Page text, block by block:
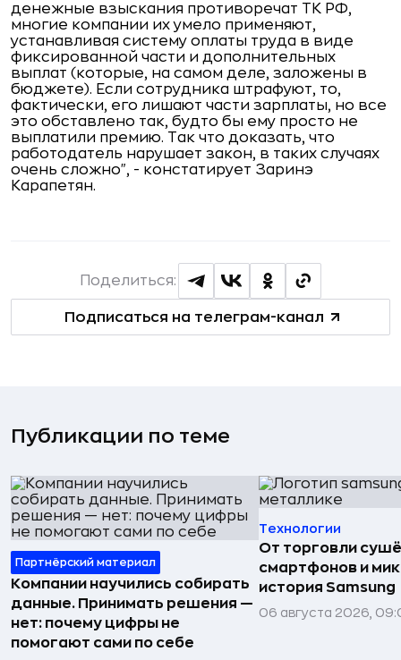
денежные взыскания противоречат ТК РФ,
многие компании их умело применяют,
устанавливая систему оплаты труда в виде
фиксированной части и дополнительных
выплат (которые, на самом деле, заложены в
бюджете). Если сотрудника штрафуют, то,
фактически, его лишают части зарплаты, но все
это обставлено так, будто бы ему просто не
выплатили премию. Так что доказать, что
работодатель нарушает закон, в таких случаях
очень сложно", - констатирует Заринэ
Карапетян.
Подписаться на телеграм-канал
Поделиться:
Публикации по теме
Партнёрский материал
Компании научились собирать
данные. Принимать решения —
нет: почему цифры не
помогают сами по себе
Технологии
От торговли
смартфонов и
история Samsung
06 августа 2026,